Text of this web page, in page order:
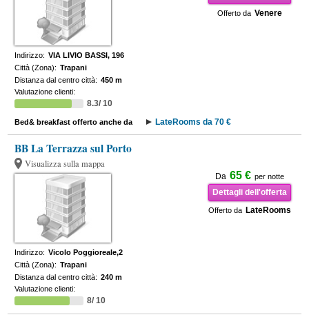
Offerto da Venere
Indirizzo: VIA LIVIO BASSI, 196
Città (Zona): Trapani
Distanza dal centro città: 450 m
Valutazione clienti:
8.3/ 10
Bed& breakfast offerto anche da LateRooms da 70 €
BB La Terrazza sul Porto
Visualizza sulla mappa
Da 65 € per notte
Dettagli dell'offerta
Offerto da LateRooms
Indirizzo: Vicolo Poggioreale,2
Città (Zona): Trapani
Distanza dal centro città: 240 m
Valutazione clienti:
8/ 10